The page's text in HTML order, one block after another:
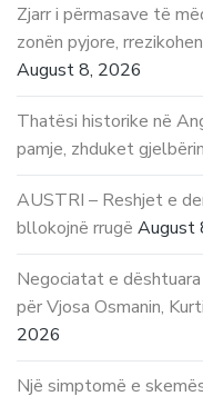
Zjarr i përmasave të
zonën pyjore,
August 8, 2026
Thatësi historike në
pamje, zhduket
AUSTRI – Reshjet e
bllokojnë rrugë August
Negociatat e
për Vjosa Osmanin,
2026
Një simptomë e